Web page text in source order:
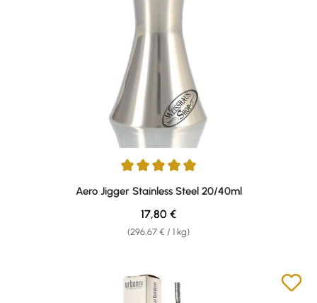
Average rating of 5 out of 5 stars
Aero Jigger Stainless Steel 20/40ml
(296,67 € / 1 kg)
Regular price:
17,80 €